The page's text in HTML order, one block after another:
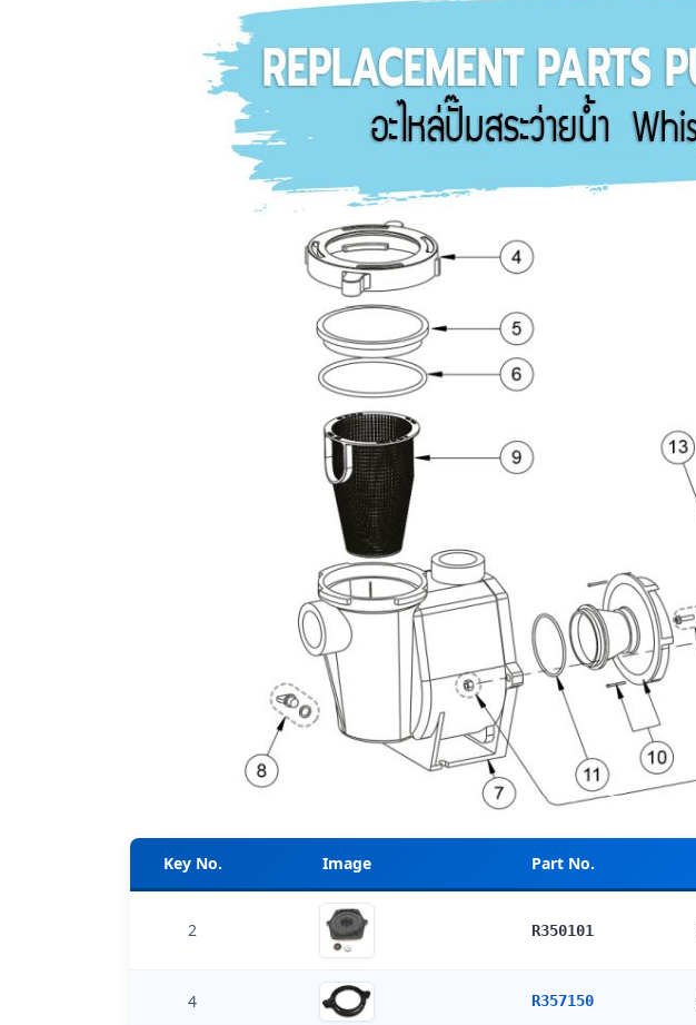
Key No. Image Part No.
2 R350101
4 R357150